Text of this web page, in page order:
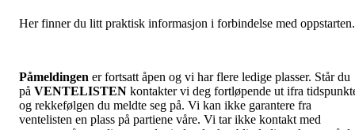
Her finner du litt praktisk informasjon i forbindelse med
Påmeldingen er fortsatt åpen og vi har flere ledige plasser. Står du
på VENTELISTEN kontakter vi deg fortløpende ut ifra
og rekkefølgen du meldte seg på. Vi kan ikke garantere fra
ventelisten en plass på partiene våre. Vi tar ikke kontakt med